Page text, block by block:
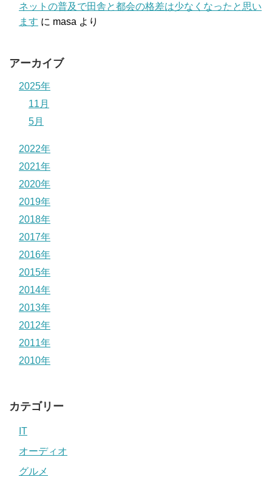
ネットの普及で田舎と都会の格差は少なくなったと思い
ます に masa より
アーカイブ
2025年
11月
5月
2022年
2021年
2020年
2019年
2018年
2017年
2016年
2015年
2014年
2013年
2012年
2011年
2010年
カテゴリー
IT
オーディオ
グルメ